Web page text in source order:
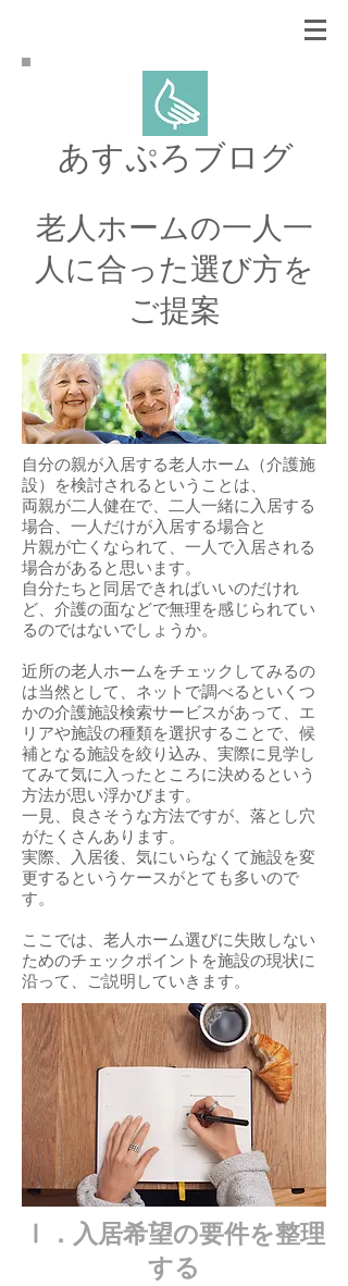
あすぷろブログ
老人ホームの一人一
人に合った選び方を
ご提案
自分の親が入居する老人ホーム（介護施
設）を検討されるということは、
両親が二人健在で、二人一緒に入居する
場合、一人だけが入居する場合と
片親が亡くなられて、一人で入居される
場合があると思います。
自分たちと同居できればいいのだけれ
ど、介護の面などで無理を感じられてい
るのではないでしょうか。
近所の老人ホームをチェックしてみるの
は当然として、ネットで調べるといくつ
かの介護施設検索サービスがあって、エ
リアや施設の種類を選択することで、候
補となる施設を絞り込み、実際に見学し
てみて気に入ったところに決めるという
方法が思い浮かびます。
一見、良さそうな方法ですが、落とし穴
がたくさんあります。
実際、入居後、気にいらなくて施設を変
更するというケースがとても多いので
す。
​ここでは、老人ホーム選びに失敗しない
ためのチェックポイントを施設の現状に
沿って、ご説明していきます。
Ⅰ．入居希望の要件を整理
する